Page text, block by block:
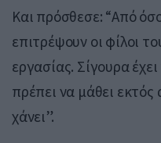
Και πρόσθεσε: “Από
επιτρέψουν οι φίλοι
εργασίας. Σίγουρα
πρέπει να μάθει εκτός
χάνει”.